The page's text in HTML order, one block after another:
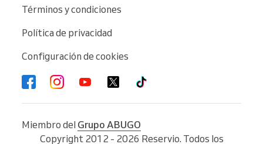
Términos y condiciones
Política de privacidad
Configuración de cookies
Miembro del Grupo ABUGO
Copyright 2012 - 2026 Reservio. Todos los